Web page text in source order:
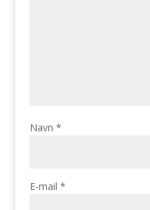
Navn *
E-mail *